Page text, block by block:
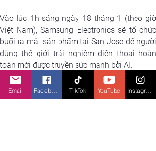
Vào lúc 1h sáng ngày 18 tháng 1 (theo giờ
Việt Nam), Samsung Electronics sẽ tổ chức
buổi ra mắt sản phẩm tại San Jose để người
dùng thế giới trải nghiệm điện thoại hoàn
toàn mới được truyền sức mạnh bởi AI.
Email TikTok YouTube